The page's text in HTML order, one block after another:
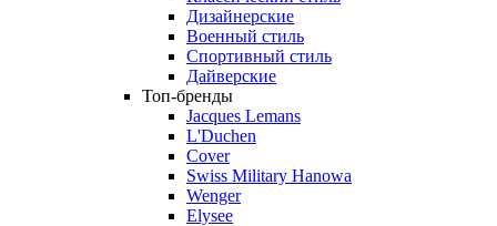
Дизайнерские
Военный стиль
Спортивный стиль
Дайверские
Топ-бренды
Jacques Lemans
L'Duchen
Cover
Swiss Military Hanowa
Wenger
Elysee